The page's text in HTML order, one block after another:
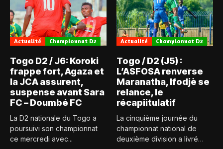
Actualité Championnat D2
Togo D2 / J6: Koroki
frappe fort, Agaza et
la JCA assurent,
suspense avant Sara
FC – Doumbé FC
La D2 nationale du Togo a
poursuivi son championnat
ce mercredi avec...
Actualité Championnat D2
Togo / D2 (J5) :
L’ASFOSA renverse
Maranatha, Ifodjè se
relance, le
récapiitulatif
La cinquième journée du
championnat national de
deuxième division a livré